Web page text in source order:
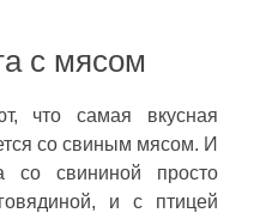
с мясом
что самая вкусная
со свиным мясом. И
со свининой просто
и с птицей